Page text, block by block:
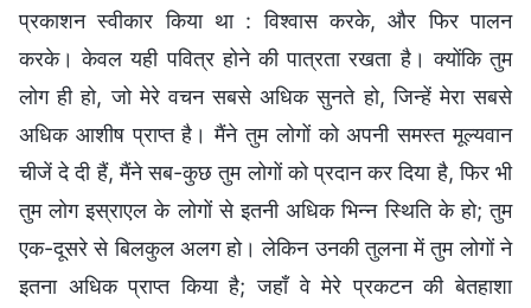
प्रकाशन स्वीकार किया था : विश्वास करके, और फिर पालन
करके। केवल यही पवित्र होने की पात्रता रखता है। क्योंकि तुम
लोग ही हो, जो मेरे वचन सबसे अधिक सुनते हो, जिन्हें मेरा सबसे
अधिक आशीष प्राप्त है। मैंने तुम लोगों को अपनी समस्त मूल्यवान
चीजें दे दी हैं, मैंने सब-कुछ तुम लोगों को प्रदान कर दिया है, फिर भी
तुम लोग इस्राएल के लोगों से इतनी अधिक भिन्न स्थिति के हो; तुम
एक-दूसरे से बिलकुल अलग हो। लेकिन उनकी तुलना में तुम लोगों ने
इतना अधिक प्राप्त किया है; जहाँ वे मेरे प्रकटन की बेतहाशा